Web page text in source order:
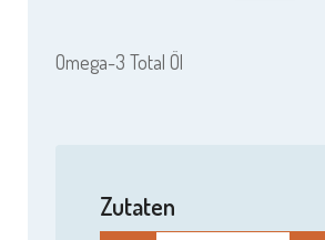
Omega-3 Total Öl
Zutaten